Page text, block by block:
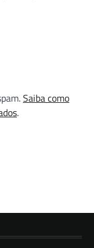
Saiba como
.